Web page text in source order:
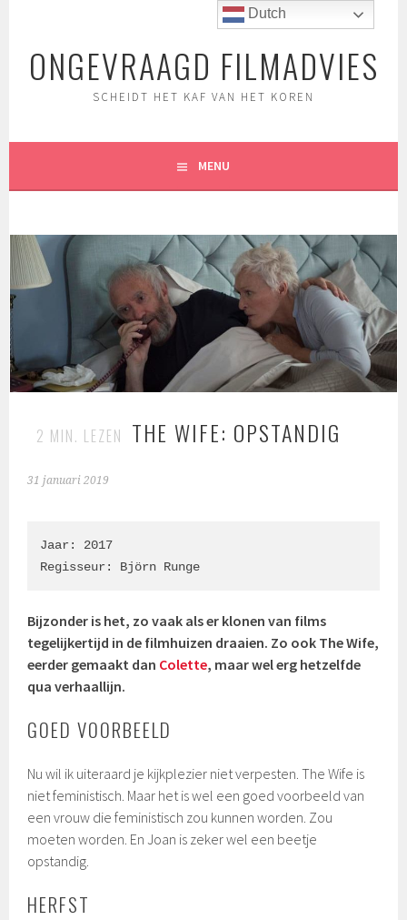
inhoudONGEVRAAGD FILMADVIES
SCHEIDT HET KAF VAN HET KOREN
MENU
2 MIN. LEZEN THE WIFE: OPSTANDIG
31 januari 2019
Jaar: 2017
Regisseur: Björn Runge
Bijzonder is het, zo vaak als er klonen van films
tegelijkertijd in de filmhuizen draaien. Zo ook The Wife,
eerder gemaakt dan Colette, maar wel erg hetzelfde
qua verhaallijn.
GOED VOORBEELD
Nu wil ik uiteraard je kijkplezier niet verpesten. The Wife is
niet feministisch. Maar het is wel een goed voorbeeld van
een vrouw die feministisch zou kunnen worden. Zou
moeten worden. En Joan is zeker wel een beetje
opstandig.
HERFST
Dutch